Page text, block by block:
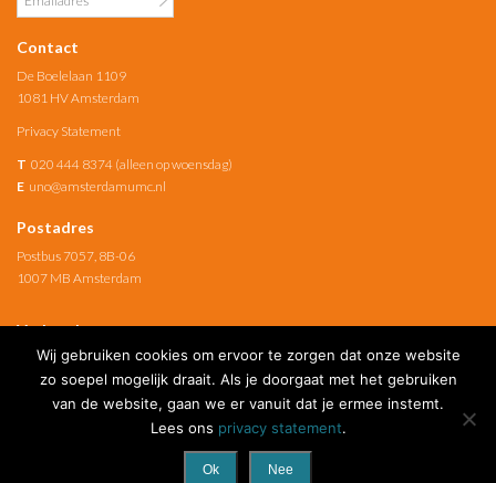
Contact
De Boelelaan 1109
1081 HV Amsterdam
Privacy Statement
T 020 444 8374 (alleen op woensdag)
E uno@amsterdamumc.nl
Postadres
Postbus 7057, 8B-06
1007 MB Amsterdam
Verbonden met
Amsterdam UMC
Social Media
Wij gebruiken cookies om ervoor te zorgen dat onze website
zo soepel mogelijk draait. Als je doorgaat met het gebruiken
van de website, gaan we er vanuit dat je ermee instemt.
Lees ons privacy statement.
Ok Nee